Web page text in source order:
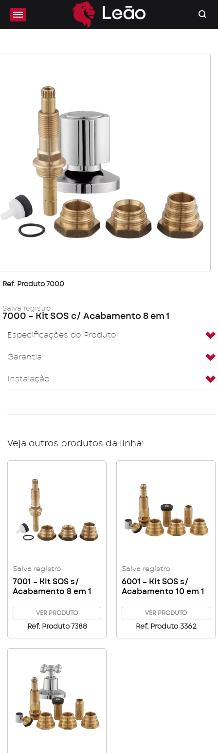
Ref. Produto 7000
Salva registro
7000 – Kit SOS c/ Acabamento 8 em 1
Especificações do Produto
Garantia
Instalação
Veja outros produtos da linha:
Salva registro
7001 – Kit SOS s/
Acabamento 8 em 1
VER PRODUTO
Ref. Produto 7388
Salva registro
6001 – Kit SOS s/
Acabamento 10 em 1
VER PRODUTO
Ref. Produto 3362